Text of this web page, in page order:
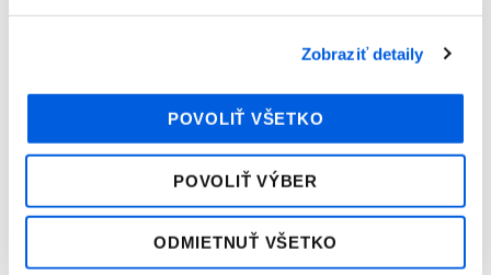
Zobraziť detaily
POVOLIŤ VŠETKO
POVOLIŤ VÝBER
ODMIETNUŤ VŠETKO
Tričko dámske kr.rukáv - Marc Cain
159,99€ 127,99€